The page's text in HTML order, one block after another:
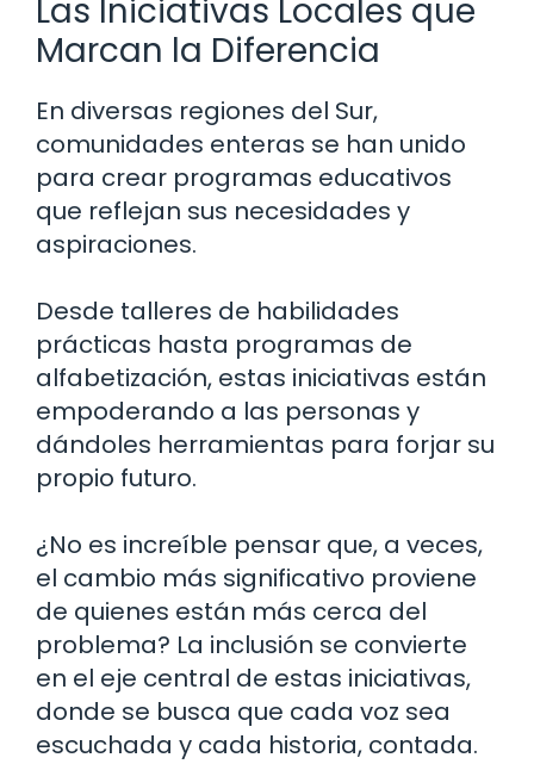
Las Iniciativas Locales que
Marcan la Diferencia
En diversas regiones del Sur,
comunidades enteras se han unido
para crear programas educativos
que reflejan sus necesidades y
aspiraciones.
Desde talleres de habilidades
prácticas hasta programas de
alfabetización, estas iniciativas están
empoderando a las personas y
dándoles herramientas para forjar su
propio futuro.
¿No es increíble pensar que, a veces,
el cambio más significativo proviene
de quienes están más cerca del
problema? La inclusión se convierte
en el eje central de estas iniciativas,
donde se busca que cada voz sea
escuchada y cada historia, contada.